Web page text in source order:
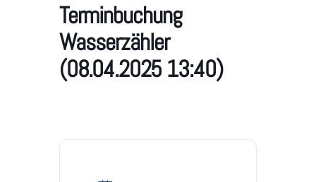
Terminbuchung
Wasserzähler
(08.04.2025 13:40)